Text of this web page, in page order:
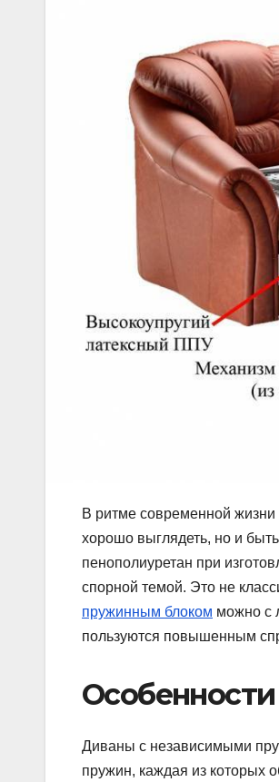
В ритме современной
хорошо выглядеть, но и
пенополиуретан при
спорной темой. Это не
пружинным блоком можно с
пользуются повышенным
Диваны с независимыми
пружин, каждая из которых